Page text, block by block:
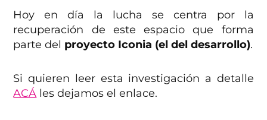
Hoy en día la lucha se centra por la
recuperación de este espacio que forma
parte del proyecto Iconia (el del desarrollo).
Si quieren leer esta investigación a detalle
ACÁ les dejamos el enlace.